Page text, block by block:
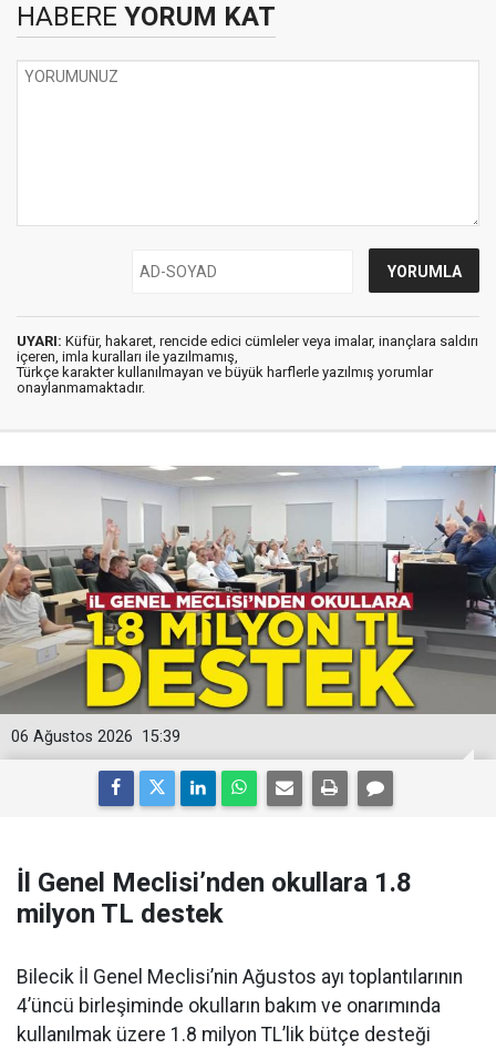
HABERE YORUM KAT
UYARI: Küfür, hakaret, rencide edici cümleler veya imalar, inançlara saldırı
içeren, imla kuralları ile yazılmamış,
Türkçe karakter kullanılmayan ve büyük harflerle yazılmış yorumlar
onaylanmamaktadır.
15:39
06 Ağustos 2026
İl Genel Meclisi’nden okullara 1.8
milyon TL destek
Bilecik İl Genel Meclisi’nin Ağustos ayı toplantılarının
4’üncü birleşiminde okulların bakım ve onarımında
kullanılmak üzere 1.8 milyon TL’lik bütçe desteği